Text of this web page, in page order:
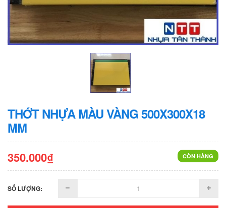
THỚT NHỰA MÀU VÀNG 500X300X18
MM
CÒN HÀNG
350.000₫
SỐ LƯỢNG: